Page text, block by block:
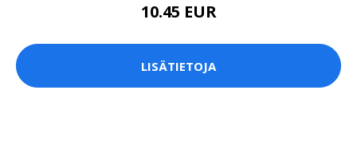
10.45 EUR
LISÄTIETOJA